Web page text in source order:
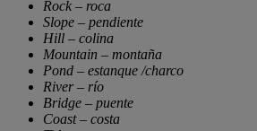
Rock – roca
Slope – pendiente
Hill – colina
Mountain – montaña
Pond – estanque /charco
River – río
Bridge – puente
Coast – costa